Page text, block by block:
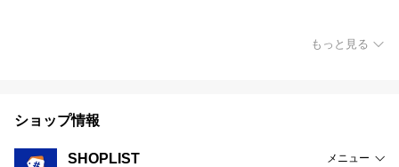
もっと見る
ショップ情報
SHOPLIST メニュー